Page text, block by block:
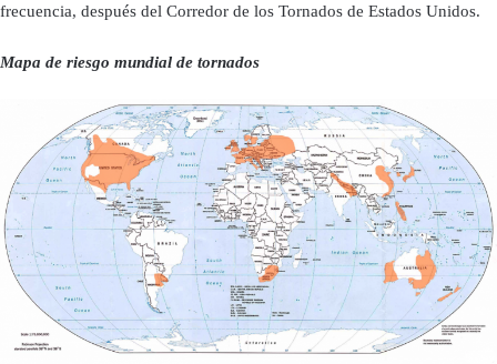
frecuencia, después del Corredor de los Tornados de Estados Unidos.
Mapa de riesgo mundial de tornados